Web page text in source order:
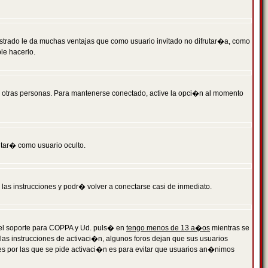
le da muchas ventajas que como usuario invitado no difrutar�a, como
hacerlo.
personas. Para mantenerse conectado, active la opci�n al momento
como usuario oculto.
las instrucciones y podr� volver a conectarse casi de inmediato.
para COPPA y Ud. puls� en tengo menos de 13 a�os mientras se
instrucciones de activaci�n, algunos foros dejan que sus usuarios
por las que se pide activaci�n es para evitar que usuarios an�nimos